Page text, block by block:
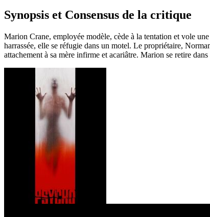
Synopsis et Consensus de la critique
Marion Crane, employée modèle, cède à la tentation et vole
harrassée, elle se réfugie dans un motel. Le propriétaire,
attachement à sa mère infirme et acariâtre. Marion se retire